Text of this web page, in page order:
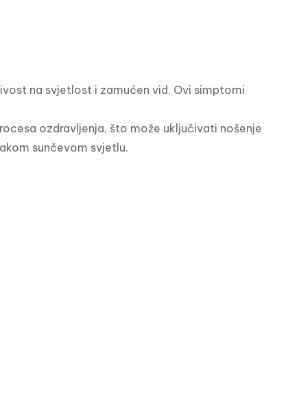
na svjetlost i zamućen vid. Ovi simptomi
ozdravljenja, što može uključivati nošenje
sunčevom svjetlu.